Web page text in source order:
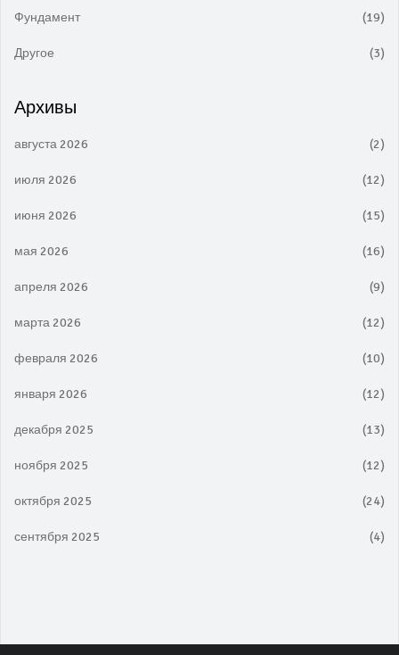
Фундамент (19)
Другое (3)
Архивы
августа 2026 (2)
июля 2026 (12)
июня 2026 (15)
мая 2026 (16)
апреля 2026 (9)
марта 2026 (12)
февраля 2026 (10)
января 2026 (12)
декабря 2025 (13)
ноября 2025 (12)
октября 2025 (24)
сентября 2025 (4)